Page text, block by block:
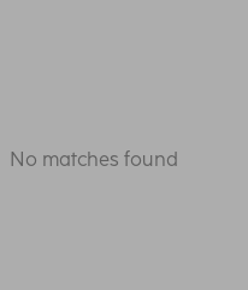
No matches found